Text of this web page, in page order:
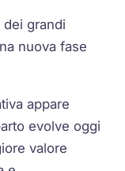
grandi
nuova fase
appare
evolve oggi
valore